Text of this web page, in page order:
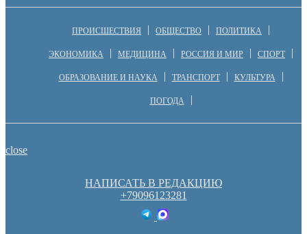
ПРОИСШЕСТВИЯ ОБЩЕСТВО ПОЛИТИКА
ЭКОНОМИКА МЕДИЦИНА РОССИЯ И МИР СПОРТ
ОБРАЗОВАНИЕ И НАУКА ТРАНСПОРТ КУЛЬТУРА
ПОГОДА
close
НАПИСАТЬ В РЕДАКЦИЮ
+79096123281